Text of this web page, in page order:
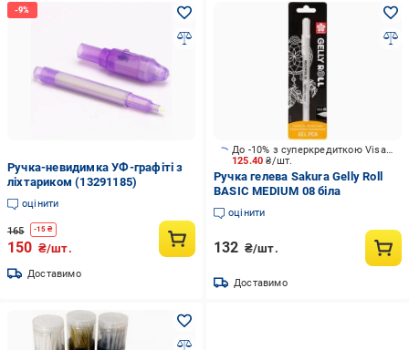
Ручка-невидимка УФ-графіті з
ліхтариком (13291185)
оцінити
165 -15 ₴
150 ₴/шт.
Доставимо
125.40₴/шт.
До -10% з суперкредиткою Visa Вигода
Ручка гелева Sakura Gelly Roll
BASIC MEDIUM 08 біла
оцінити
132 ₴/шт.
Доставимо